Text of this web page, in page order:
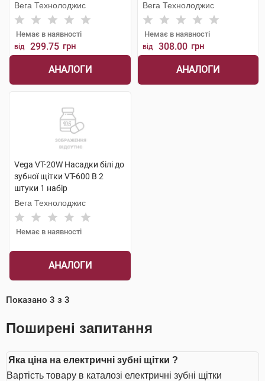
Вега Технолоджис
Немає в наявності
від 299.75 грн
АНАЛОГИ
Вега Технолоджис
Немає в наявності
від 308.00 грн
АНАЛОГИ
Vega VT-20W Насадки білі до
зубної щітки VT-600 В 2
штуки 1 набір
Вега Технолоджис
Немає в наявності
АНАЛОГИ
Показано 3 з 3
Поширені запитання
Яка ціна на електричні зубні щітки ?
Вартість товару в каталозі електричні зубні щітки